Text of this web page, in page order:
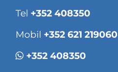
Tel +352 408350
Mobil +352 621 219060
+352 408350